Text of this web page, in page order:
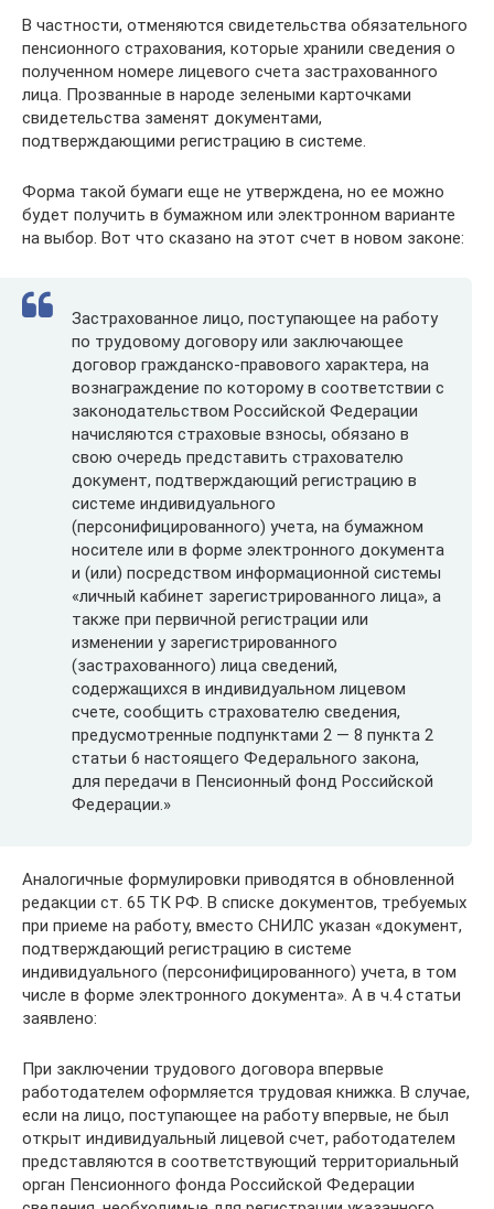
В частности, отменяются свидетельства обязательного
пенсионного страхования, которые хранили сведения о
полученном номере лицевого счета застрахованного
лица. Прозванные в народе зелеными карточками
свидетельства заменят документами,
подтверждающими регистрацию в системе.
Форма такой бумаги еще не утверждена, но ее можно
будет получить в бумажном или электронном варианте
на выбор. Вот что сказано на этот счет в новом законе:
Застрахованное лицо, поступающее на работу
по трудовому договору или заключающее
договор гражданско-правового характера, на
вознаграждение по которому в соответствии с
законодательством Российской Федерации
начисляются страховые взносы, обязано в
свою очередь представить страхователю
документ, подтверждающий регистрацию в
системе индивидуального
(персонифицированного) учета, на бумажном
носителе или в форме электронного документа
и (или) посредством информационной системы
«личный кабинет зарегистрированного лица», а
также при первичной регистрации или
изменении у зарегистрированного
(застрахованного) лица сведений,
содержащихся в индивидуальном лицевом
счете, сообщить страхователю сведения,
предусмотренные подпунктами 2 — 8 пункта 2
статьи 6 настоящего Федерального закона,
для передачи в Пенсионный фонд Российской
Федерации.»
Аналогичные формулировки приводятся в обновленной
редакции ст. 65 ТК РФ. В списке документов, требуемых
при приеме на работу, вместо СНИЛС указан «документ,
подтверждающий регистрацию в системе
индивидуального (персонифицированного) учета, в том
числе в форме электронного документа». А в ч.4 статьи
заявлено:
При заключении трудового договора впервые
работодателем оформляется трудовая книжка. В случае,
если на лицо, поступающее на работу впервые, не был
открыт индивидуальный лицевой счет, работодателем
представляются в соответствующий территориальный
орган Пенсионного фонда Российской Федерации